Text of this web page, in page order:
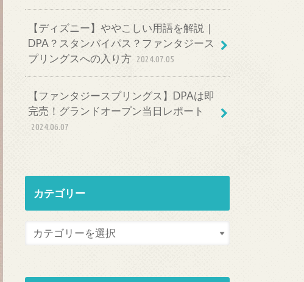
【ディズニー】ややこしい用語を解説｜
DPA？スタンバイパス？ファンタジース
プリングスへの入り方 2024.07.05
【ファンタジースプリングス】DPAは即
完売！グランドオープン当日レポート
2024.06.07
カテゴリー